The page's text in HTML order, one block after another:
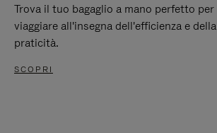
Trova il tuo bagaglio a mano perfetto per
viaggiare all'insegna dell'efficienza e della
praticità.
SCOPRI